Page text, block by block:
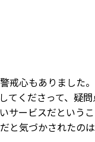
戒心もありました。
くださって、疑問
ービスだというこ
と気づかされたの